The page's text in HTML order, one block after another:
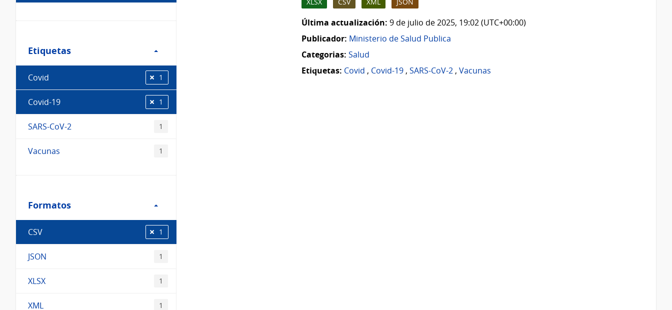
Etiquetas
Etiquetas
Covid 1
Covid-19 1
SARS-CoV-2 1
Vacunas 1
Formatos
Formatos
CSV 1
JSON 1
XLSX 1
XML 1
Última actualización: 9 de julio de 2025, 19:02 (UTC+00:00)
Publicador: Ministerio de Salud Publica
Categorias: Salud
Etiquetas: Covid , Covid-19, SARS-CoV-2, Vacunas